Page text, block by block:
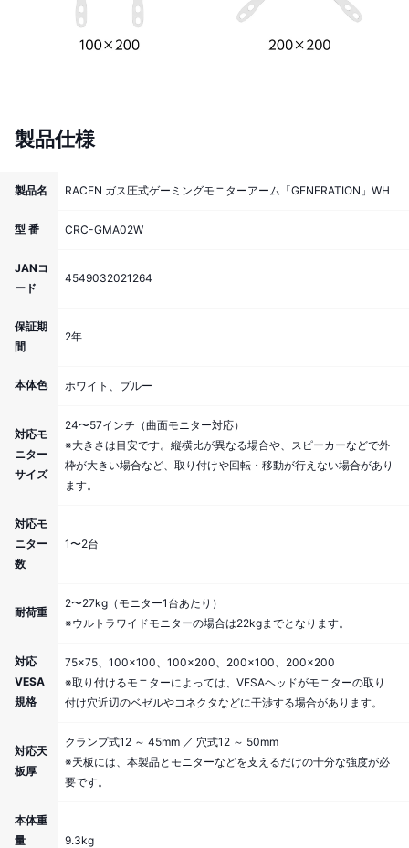
製品仕様
製品名 RACEN ガス圧式ゲーミングモニターアーム「GENERATION」WH
型 番 CRC-GMA02W
JANコ
ード
4549032021264
保証期
間
2年
本体色 ホワイト、ブルー
対応モ
ニター
サイズ
24〜57インチ（曲面モニター対応）
※大きさは目安です。縦横比が異なる場合や、スピーカーなどで外
枠が大きい場合など、取り付けや回転・移動が行えない場合があり
ます。
対応モ
ニター
数
1〜2台
耐荷重
2〜27kg（モニター1台あたり）
※ウルトラワイドモニターの場合は22kgまでとなります。
対応
VESA
規格
75×75、100×100、100×200、200×100、200×200
※取り付けるモニターによっては、VESAヘッドがモニターの取り
付け穴近辺のベゼルやコネクタなどに干渉する場合があります。
対応天
板厚
クランプ式12 ～ 45mm ／ 穴式12 ～ 50mm
※天板には、本製品とモニターなどを支えるだけの十分な強度が必
要です。
本体重
量
9.3kg